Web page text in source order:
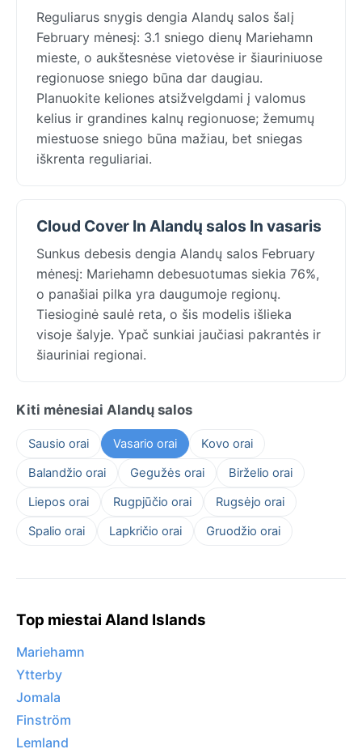
Reguliarus snygis dengia Alandų salos šalį
February mėnesį: 3.1 sniego dienų Mariehamn
mieste, o aukštesnėse vietovėse ir šiauriniuose
regionuose sniego būna dar daugiau.
Planuokite keliones atsižvelgdami į valomus
kelius ir grandines kalnų regionuose; žemumų
miestuose sniego būna mažiau, bet sniegas
iškrenta reguliariai.
Cloud Cover In Alandų salos In vasaris
Sunkus debesis dengia Alandų salos February
mėnesį: Mariehamn debesuotumas siekia 76%,
o panašiai pilka yra daugumoje regionų.
Tiesioginė saulė reta, o šis modelis išlieka
visoje šalyje. Ypač sunkiai jaučiasi pakrantės ir
šiauriniai regionai.
Kiti mėnesiai Alandų salos
Sausio orai Vasario orai
Kovo orai
Balandžio orai
Gegužės orai
Birželio orai
Liepos orai
Rugpjūčio orai
Rugsėjo orai
Spalio orai
Lapkričio orai Gruodžio orai
Top miestai Aland Islands
Mariehamn
Ytterby
Jomala
Finström
Lemland